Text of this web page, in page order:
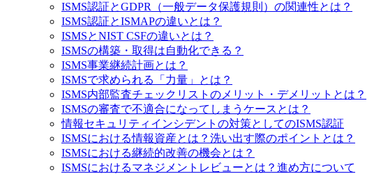
ISMS認証とGDPR（一般データ保護規則）の関連性とは？
ISMS認証とISMAPの違いとは？
ISMSとNIST CSFの違いとは？
ISMSの構築・取得は自動化できる？
ISMS事業継続計画とは？
ISMSで求められる「力量」とは？
ISMS内部監査チェックリストのメリット・デメリットとは？
ISMSの審査で不適合になってしまうケースとは？
情報セキュリティインシデントの対策としてのISMS認証
ISMSにおける情報資産とは？洗い出す際のポイントとは？
ISMSにおける継続的改善の機会とは？
ISMSにおけるマネジメントレビューとは？進め方について